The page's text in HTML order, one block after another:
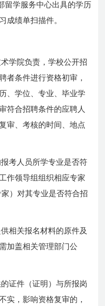
留学服务中心出具的学历
成绩单扫描件。
学院负责，学校公开招
者条件进行资格初审，
、学位、专业、毕业学
符合招聘条件的应聘人
审、考核的时间、地点
考人员所学专业是否符
作领导组组织相应专家
）对其专业是否符合招
相关报名材料的原件及
加盖相关管理部门公
证件（证明）与所报岗
实，影响资格复审的，